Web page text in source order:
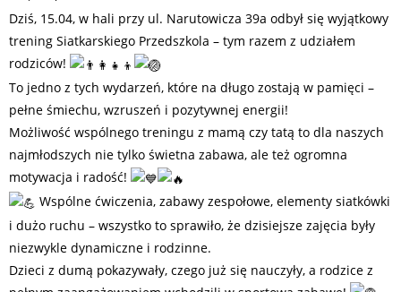
Dziś, 15.04, w hali przy ul. Narutowicza 39a odbył się wyjątkowy
trening Siatkarskiego Przedszkola – tym razem z udziałem
rodziców!
To jedno z tych wydarzeń, które na długo zostają w pamięci –
pełne śmiechu, wzruszeń i pozytywnej energii!
Możliwość wspólnego treningu z mamą czy tatą to dla naszych
najmłodszych nie tylko świetna zabawa, ale też ogromna
motywacja i radość!
Wspólne ćwiczenia, zabawy zespołowe, elementy siatkówki
i dużo ruchu – wszystko to sprawiło, że dzisiejsze zajęcia były
niezwykle dynamiczne i rodzinne.
Dzieci z dumą pokazywały, czego już się nauczyły, a rodzice z